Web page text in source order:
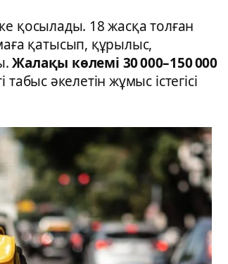
қосылады. 18 жасқа толған
қатысып, құрылыс,
Жалақы көлемі 30 000–150 000
әкелетін жұмыс істегісі